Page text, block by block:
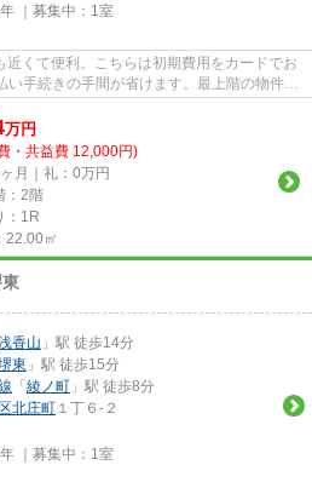
｜募集中： 1室
近くて便利。こちらは初期費用をカードでお
手続きの手間が省けます。最上階の物件で
万円
・共益費 12,000円)
月｜礼：0万円
：2階
：1R
22.00㎡
香山 」駅 徒歩14分
東 」駅 徒歩15分
「 綾ノ町 」駅 徒歩8分
北庄町 １丁６-２
｜募集中： 1室